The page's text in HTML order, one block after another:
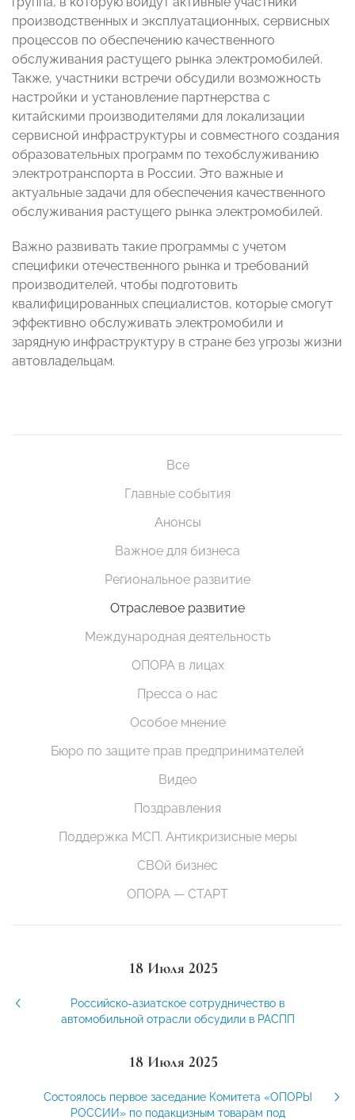
производственных и эксплуатационных, сервисных
процессов по обеспечению качественного
обслуживания растущего рынка электромобилей.
Также, участники встречи обсудили возможность
настройки и установление партнерства с
китайскими производителями для локализации
сервисной инфраструктуры и совместного создания
образовательных программ по техобслуживанию
электротранспорта в России. Это важные и
актуальные задачи для обеспечения качественного
обслуживания растущего рынка электромобилей.
Важно развивать такие программы с учетом
специфики отечественного рынка и требований
производителей, чтобы подготовить
квалифицированных специалистов, которые смогут
эффективно обслуживать электромобили и
зарядную инфраструктуру в стране без угрозы жизни
автовладельцам.
Все
Главные события
Анонсы
Важное для бизнеса
Региональное развитие
Отраслевое развитие
Международная деятельность
ОПОРА в лицах
Пресса о нас
Особое мнение
Бюро по защите прав предпринимателей
Видео
Поздравления
Поддержка МСП. Антикризисные меры
СВОй бизнес
ОПОРА — СТАРТ
18 Июля 2025
Российско-азиатское сотрудничество в
автомобильной отрасли обсудили в РАСПП
18 Июля 2025
Состоялось первое заседание Комитета «ОПОРЫ
РОССИИ» по подакцизным товарам под